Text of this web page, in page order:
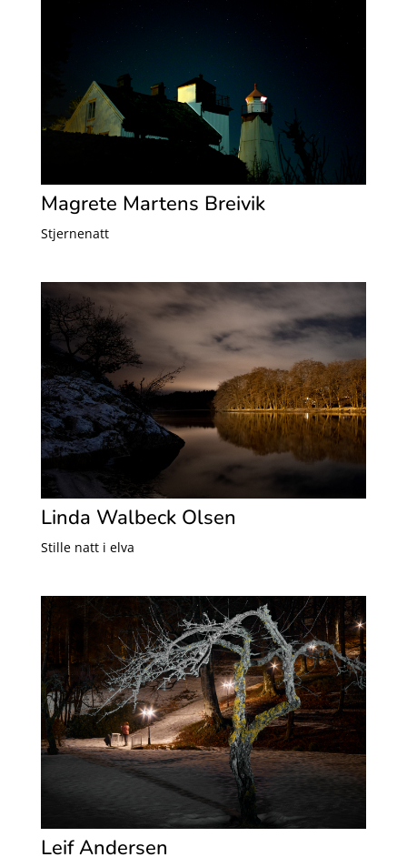
Magrete Martens Breivik
Stjernenatt
Linda Walbeck Olsen
Stille natt i elva
Leif Andersen